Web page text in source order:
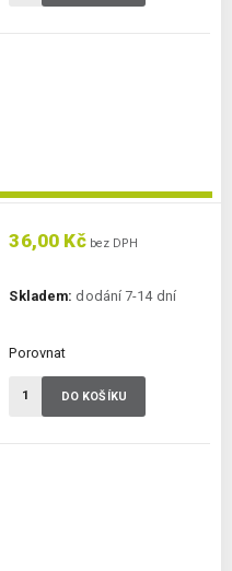
36,00 Kčbez DPH
Skladem: dodání 7-14 dní
Porovnat
DO KOŠÍKU